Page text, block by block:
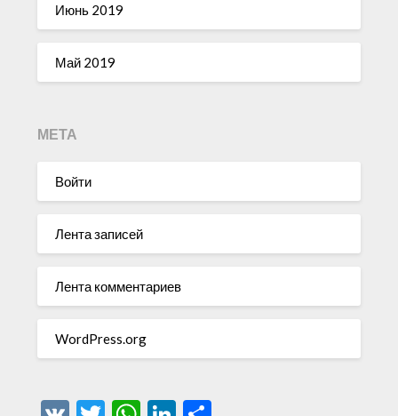
Июнь 2019
Май 2019
МЕТА
Войти
Лента записей
Лента комментариев
WordPress.org